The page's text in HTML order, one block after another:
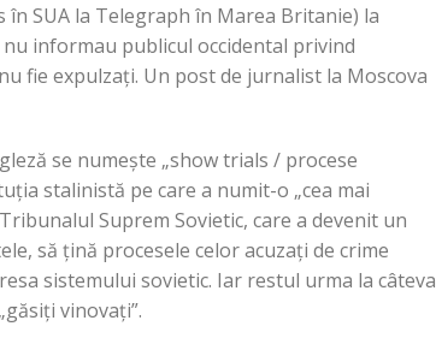
SUA la Telegraph în Marea Britanie) la
informau publicul occidental privind
fie expulzați. Un post de jurnalist la Moscova
se numește „show trials / procese
stalinistă pe care a numit-o „cea mai
Suprem Sovietic, care a devenit un
să țină procesele celor acuzați de crime
sistemului sovietic. Iar restul urma la câteva
vinovați”.